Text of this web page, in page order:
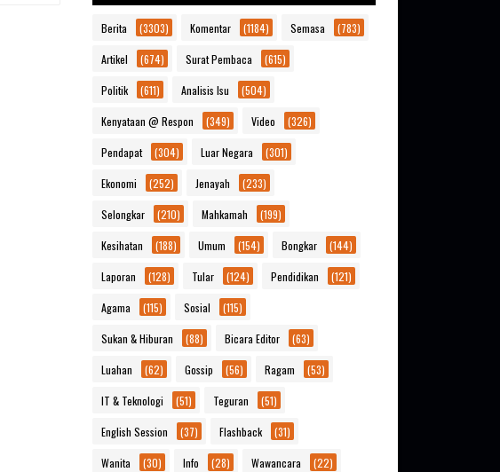
Berita (3303) Komentar (1184) Semasa (783)
Artikel (674) Surat Pembaca (615)
Politik (611) Analisis Isu (504)
Kenyataan @ Respon (349) Video (326)
Pendapat (304) Luar Negara (301)
Ekonomi (252) Jenayah (233)
Selongkar (210) Mahkamah (199)
Kesihatan (188) Umum (154) Bongkar (144)
Laporan (128) Tular (124) Pendidikan (121)
Agama (115) Sosial (115)
Sukan & Hiburan (88) Bicara Editor (63)
Luahan (62) Gossip (56) Ragam (53)
IT & Teknologi (51) Teguran (51)
English Session (37) Flashback (31)
Wanita (30) Info (28) Wawancara (22)